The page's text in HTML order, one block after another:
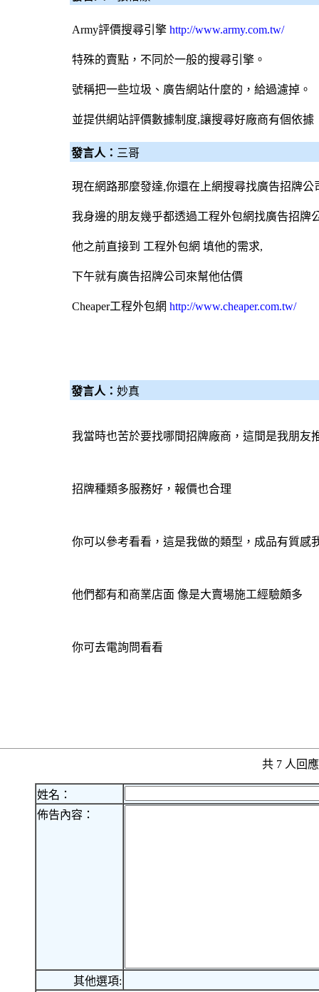
Army評價搜尋引擎 http://www.army.com.tw/
特殊的賣點，不同於一般的搜尋引擎 。
號稱把一些垃圾、廣告網站什麼的，給過濾掉。
並提供網站評價數據制度,讓搜尋好廠商有個依據
發言人： 三哥
現在網路那麼發達,你還在上網搜尋找廣告招牌公
我身邊的朋友幾乎都透過工程外包網找廣告招牌
他之前直接到 工程外包網 填他的需求,
下午就有廣告招牌公司來幫他估價
Cheaper工程外包網 http://www.cheaper.com.tw/
發言人： 妙真
我當時也苦於要找哪間招牌廠商，這間是我朋友
招牌種類多服務好，報價也合理
你可以參考看看，這是我做的類型，成品有質感
他們都有和商業店面 像是大賣場施工經驗頗多
你可去電詢問看看
共 7 人回
姓名：
佈告內容：
其他選項: